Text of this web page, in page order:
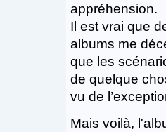
appréhension.
Il est vrai que
albums me
que les
de quelque
vu de
Mais voilà,